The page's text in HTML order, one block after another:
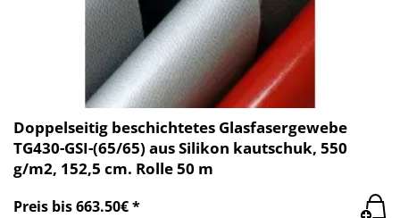
Doppelseitig beschichtetes Glasfasergewebe
TG430-GSI-(65/65) aus Silikon kautschuk, 550
g/m2, 152,5 cm. Rolle 50 m
Preis bis 663.50€ *